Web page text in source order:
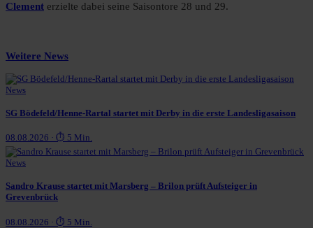
Clement erzielte dabei seine Saisontore 28 und 29.
Weitere News
News
SG Bödefeld/Henne-Rartal startet mit Derby in die erste Landesligasaison
08.08.2026 · ⏱ 5 Min.
News
Sandro Krause startet mit Marsberg – Brilon prüft Aufsteiger in
Grevenbrück
08.08.2026 · ⏱ 5 Min.